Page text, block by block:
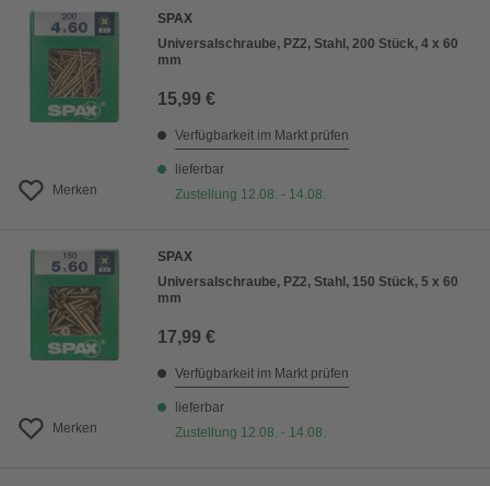
Merken
SPAX
Universalschraube, PZ2, Stahl, 200 Stück, 4 x 60
mm
15,99 €
Verfügbarkeit im Markt prüfen
lieferbar
Zustellung 12.08. - 14.08.
Merken
SPAX
Universalschraube, PZ2, Stahl, 150 Stück, 5 x 60
mm
17,99 €
Verfügbarkeit im Markt prüfen
lieferbar
Zustellung 12.08. - 14.08.